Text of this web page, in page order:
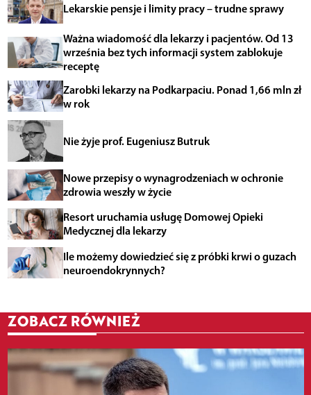
Lekarskie pensje i limity pracy – trudne sprawy
Ważna wiadomość dla lekarzy i pacjentów. Od 13
września bez tych informacji system zablokuje
receptę
Zarobki lekarzy na Podkarpaciu. Ponad 1,66 mln zł
w rok
Nie żyje prof. Eugeniusz Butruk
Nowe przepisy o wynagrodzeniach w ochronie
zdrowia weszły w życie
Resort uruchamia usługę Domowej Opieki
Medycznej dla lekarzy
Ile możemy dowiedzieć się z próbki krwi o guzach
neuroendokrynnych?
ZOBACZ RÓWNIEŻ